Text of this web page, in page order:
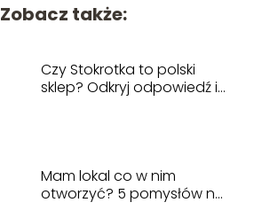
Zobacz także:
Czy Stokrotka to polski
sklep? Odkryj odpowiedź i
Mam lokal co w nim
otworzyć? 5 pomysłów na